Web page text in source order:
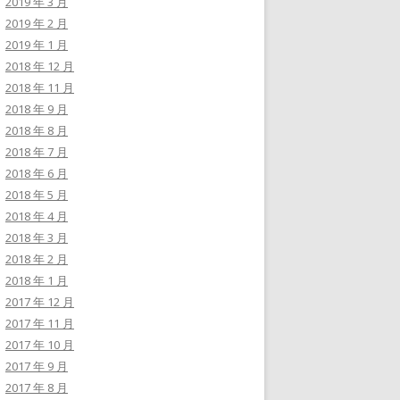
2019 年 2 月
2019 年 1 月
2018 年 12 月
2018 年 11 月
2018 年 9 月
2018 年 8 月
2018 年 7 月
2018 年 6 月
2018 年 5 月
2018 年 4 月
2018 年 3 月
2018 年 2 月
2018 年 1 月
2017 年 12 月
2017 年 11 月
2017 年 10 月
2017 年 9 月
2017 年 8 月